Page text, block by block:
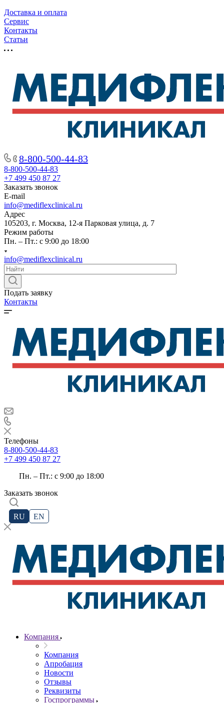
Доставка и оплата
Cервис
Контакты
Статьи
8-800-500-44-83
8-800-500-44-83
+7 499 450 87 27
Заказать звонок
E-mail
info@mediflexclinical.ru
Адрес
105203, г. Москва, 12-я Парковая улица, д. 7
Режим работы
Пн. – Пт.: с 9:00 до 18:00
info@mediflexclinical.ru
Подать заявку
Контакты
Телефоны
8-800-500-44-83
+7 499 450 87 27
Пн. – Пт.: с 9:00 до 18:00
Заказать звонок
RU EN
Компания
Компания
Апробация
Новости
Отзывы
Реквизиты
Госпрограммы